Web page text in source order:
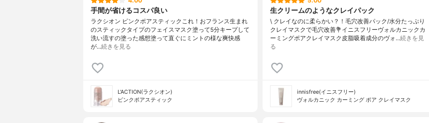
手間が省けるコスパ良い
ラクシオン ピンクポアスティックこれ！おフランス生まれ
のスティックタイプのフェイスマスク塗って5分キープして
洗い流すの塗った感想塗って直ぐにミントの様な爽快感
が…続きを見る
L'ACTION(ラクシオン)
ピンクポアスティック
生クリームのようなクレイパック
\ クレイなのに柔らかい？！毛穴改善パック/⁡水分たっぷり
クレイマスクで毛穴改善⁡⁡💐イニスフリーヴォルカニックカ
ーミングポアクレイマスク⁡⁡皮脂吸着成分のヴォ…続きを見
る
innisfree(イニスフリー)
ヴォルカニック カーミング ポア クレイマスク